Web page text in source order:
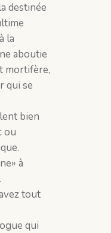
destinée
la
aboutie
mortifère,
qui se
bien
ou
à
tout
qui